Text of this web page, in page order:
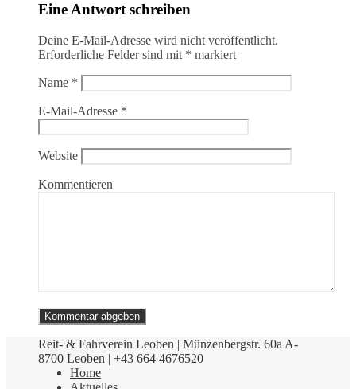
Eine Antwort schreiben
Deine E-Mail-Adresse wird nicht veröffentlicht.
Erforderliche Felder sind mit * markiert
Name *
E-Mail-Adresse *
Website
Kommentieren
Reit- & Fahrverein Leoben | Münzenbergstr. 60a A-
8700 Leoben | +43 664 4676520
Home